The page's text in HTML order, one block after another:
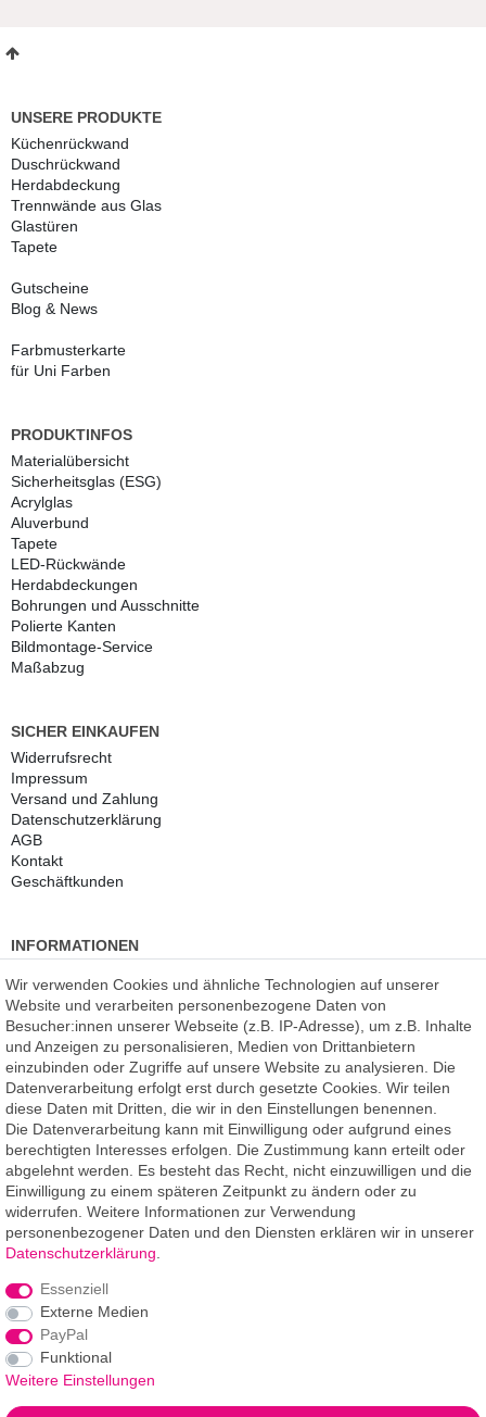
UNSERE PRODUKTE
Küchenrückwand
Duschrückwand
Herdabdeckung
Trennwände aus Glas
Glastüren
Tapete
Gutscheine
Blog & News
Farbmusterkarte
für Uni Farben
PRODUKTINFOS
Materialübersicht
Sicherheitsglas (ESG)
Acrylglas
Aluverbund
Tapete
LED-Rückwände
Herdabdeckungen
Bohrungen und Ausschnitte
Polierte Kanten
Bildmontage-Service
Maßabzug
SICHER EINKAUFEN
Widerrufs­recht
Impressum
Versand und Zahlung
Daten­schutz­erklärung
AGB
Kontakt
Geschäftkunden
INFORMATIONEN
Kauf auf Rechnung
Datenschutz
Kostenlose Beratung
SSL Verschlüsselung
Händlerbund-Mitglied
ROOMPIXXeine Marke der
F.A.R.B. Digitaldruck GmbH
Chemnitzer Straße 12a
09235 Burkhardtsdorf
Telefon: 03721-263 994-2
Telefon: 03721-329 259-8
Telefax: 03721-263 994-3
E-Mail: info@roompixx.com
Wir verwenden Cookies und ähnliche Technologien auf unserer
Website und verarbeiten personenbezogene Daten von
Besucher:innen unserer Webseite (z.B. IP-Adresse), um z.B. Inhalte
und Anzeigen zu personalisieren, Medien von Drittanbietern
einzubinden oder Zugriffe auf unsere Website zu analysieren. Die
Datenverarbeitung erfolgt erst durch gesetzte Cookies. Wir teilen
diese Daten mit Dritten, die wir in den Einstellungen benennen.
Die Datenverarbeitung kann mit Einwilligung oder aufgrund eines
berechtigten Interesses erfolgen. Die Zustimmung kann erteilt oder
abgelehnt werden. Es besteht das Recht, nicht einzuwilligen und die
Einwilligung zu einem späteren Zeitpunkt zu ändern oder zu
widerrufen. Weitere Informationen zur Verwendung
personenbezogener Daten und den Diensten erklären wir in unserer
Daten­schutz­erklärung
Essenziell
Externe Medien
PayPal
Funktional
Weitere Einstellungen